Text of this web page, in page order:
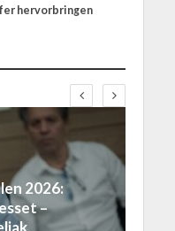
hervorbringen
2026:
–